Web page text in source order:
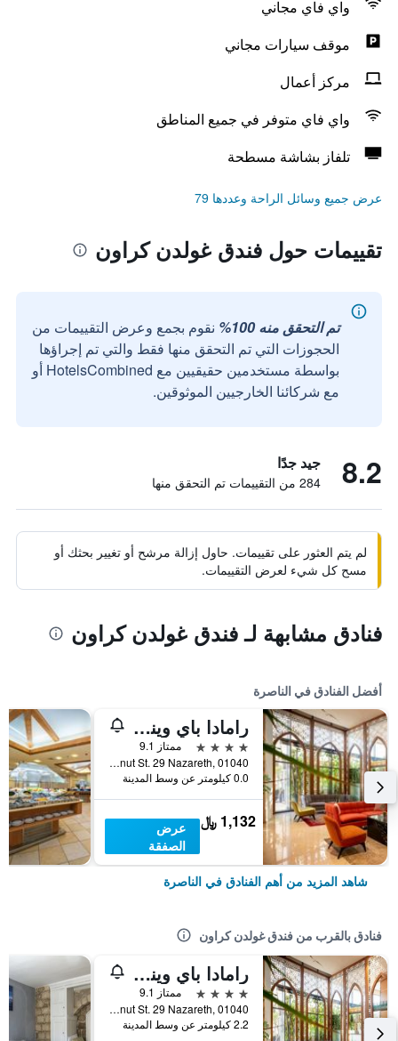
واي فاي مجاني
موقف سيارات مجاني
مركز أعمال
واي فاي متوفر في جميع المناطق
تلفاز بشاشة مسطحة
عرض جميع وسائل الراحة وعددها 79
تقييمات حول فندق غولدن كراون
تم التحقق منه 100%
نقوم بجمع وعرض التقييمات من
الحجوزات التي تم التحقق منها فقط والتي تم إجراؤها
بواسطة مستخدمين حقيقيين مع HotelsCombined أو
مع شركائنا الخارجيين الموثوقين.
8.2 جيد جدًا
284 من التقييمات تم التحقق منها
لم يتم العثور على تقييمات. حاول إزالة مرشح أو تغيير بحثك أو
مسح كل شيء لعرض التقييمات.
فنادق مشابهة لـ فندق غولدن كراون
أفضل الفنادق في الناصرة
رامادا باي ويندام نازاريث
4 نجوم
ممتاز 9.1
Ha-Tsiyonut St. 29 Nazareth, 01040, الناصرة, Haûafon (Northern), اسرائيل
0.0 كيلومتر عن وسط المدينة
1,132 ﷼
عرض
الصفقة
شاهد المزيد من أهم الفنادق في الناصرة
فنادق بالقرب من فندق غولدن كراون
رامادا باي ويندام نازاريث
4 نجوم
ممتاز 9.1
Ha-Tsiyonut St. 29 Nazareth, 01040, الناصرة, Haûafon (Northern), اسرائيل
2.2 كيلومتر عن وسط المدينة